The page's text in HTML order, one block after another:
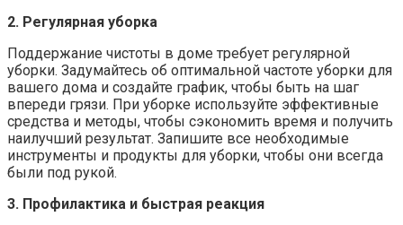
2. Регулярная уборка
Поддержание чистоты в доме требует регулярной
уборки. Задумайтесь об оптимальной частоте уборки для
вашего дома и создайте график, чтобы быть на шаг
впереди грязи. При уборке используйте эффективные
средства и методы, чтобы сэкономить время и получить
наилучший результат. Запишите все необходимые
инструменты и продукты для уборки, чтобы они всегда
были под рукой.
3. Профилактика и быстрая реакция